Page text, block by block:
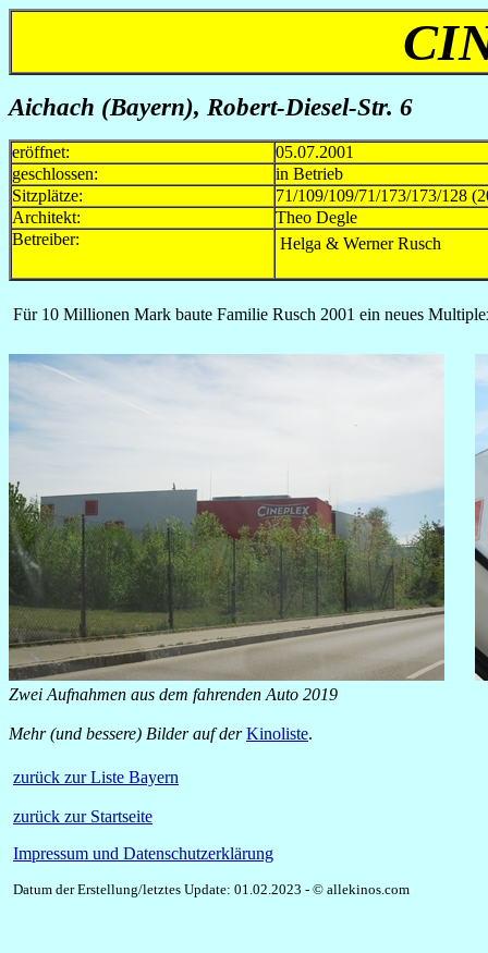
Aichach (Bayern), Robert-Diesel-Str. 6
eröffnet:
05.07.2001
geschlossen:
in Betrieb
Sitzplätze:
71/109/109/71/173/173/128
Architekt:
Theo Degle
Betreiber:
Helga & Werner Rusch
Für 10 Millionen Mark baute Familie Rusch 2001 ein neues
Zwei Aufnahmen aus dem fahrenden Auto 2019
Mehr (und bessere) Bilder auf derKinoliste.
zurück zur Liste Bayern
zurück zur Startseite
Impressum und Datenschutzerklärung
Datum der Erstellung/letztes Update: 01.02.2023 - © allekinos.com